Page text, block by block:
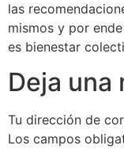
las
mismos y por
es bienestar
Deja una
Tu dirección de
Los campos